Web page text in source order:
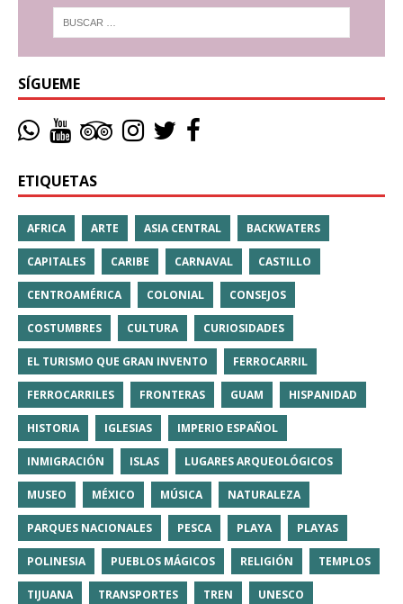
SÍGUEME
ETIQUETAS
AFRICA ARTE ASIA CENTRAL BACKWATERS
CAPITALES CARIBE CARNAVAL CASTILLO
CENTROAMÉRICA COLONIAL CONSEJOS
COSTUMBRES CULTURA CURIOSIDADES
EL TURISMO QUE GRAN INVENTO FERROCARRIL
FERROCARRILES FRONTERAS GUAM HISPANIDAD
HISTORIA IGLESIAS IMPERIO ESPAÑOL
INMIGRACIÓN ISLAS LUGARES ARQUEOLÓGICOS
MUSEO MÉXICO MÚSICA NATURALEZA
PARQUES NACIONALES PESCA PLAYA PLAYAS
POLINESIA PUEBLOS MÁGICOS RELIGIÓN TEMPLOS
TIJUANA TRANSPORTES TREN UNESCO